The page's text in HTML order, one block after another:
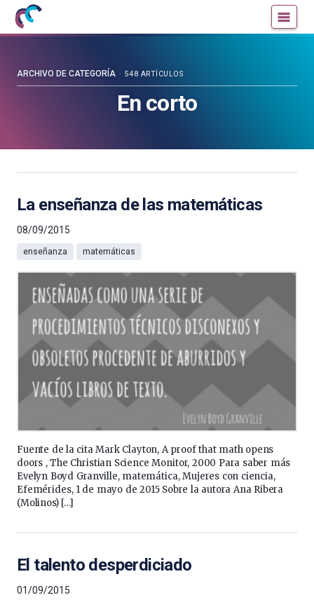
Mujeres
con
blog
En corto
ARCHIVO DE CATEGORÍA 548 ARTÍCULOS
La enseñanza de las matemáticas
08/09/2015
enseñanza matemáticas
Fuente de la cita Mark Clayton, A proof that math opens
doors , The Christian Science Monitor, 2000 Para saber más
Evelyn Boyd Granville, matemática, Mujeres con ciencia,
Efemérides, 1 de mayo de 2015 Sobre la autora Ana Ribera
(Molinos) […]
El talento desperdiciado
01/09/2015